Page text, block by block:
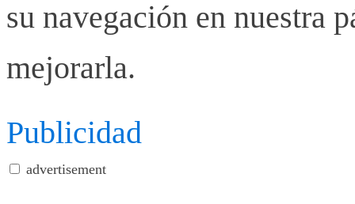
su navegación en nuestra
mejorarla.
Publicidad
advertisement